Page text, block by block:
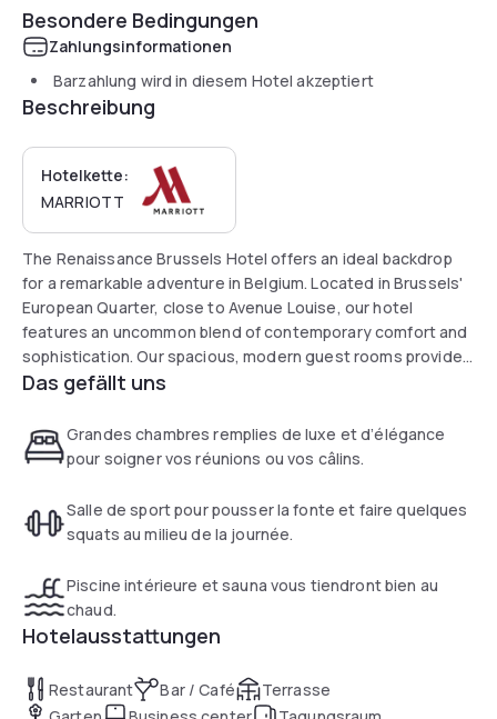
Besondere Bedingungen
Zahlungsinformationen
Barzahlung wird in diesem Hotel akzeptiert
Beschreibung
Hotelkette:
MARRIOTT
The Renaissance Brussels Hotel offers an ideal backdrop
for a remarkable adventure in Belgium. Located in Brussels'
European Quarter, close to Avenue Louise, our hotel
features an uncommon blend of contemporary comfort and
sophistication. Our spacious, modern guest rooms provide
all you need to feel at home during your time in Brussels,
pleasant stay.
Das gefällt uns
Grandes chambres remplies de luxe et d’élégance
pour soigner vos réunions ou vos câlins.
Salle de sport pour pousser la fonte et faire quelques
squats au milieu de la journée.
Piscine intérieure et sauna vous tiendront bien au
chaud.
Hotelausstattungen
Restaurant Bar / Café
Terrasse